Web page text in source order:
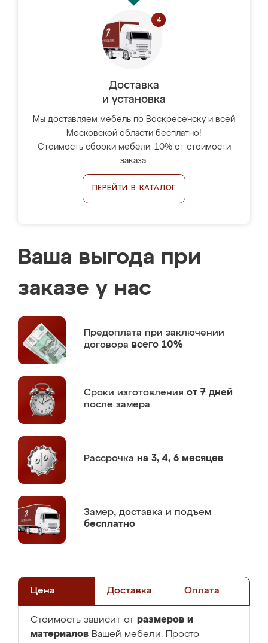
Доставка
и установка
Мы доставляем мебель по Воскресенску и всей
Московской области бесплатно!
Стоимость сборки мебели: 10% от стоимости
заказа.
ПЕРЕЙТИ В КАТАЛОГ
Ваша выгода при
заказе у нас
Предоплата при заключении
договора всего 10%
Сроки изготовления от 7 дней
после замера
Рассрочка на 3, 4, 6 месяцев
Замер, доставка и подъем
бесплатно
Цена Доставка Оплата
Стоимость зависит от размеров и
материалов Вашей мебели. Просто